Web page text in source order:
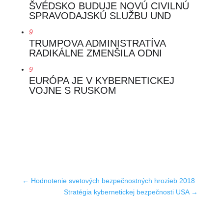
ŠVÉDSKO BUDUJE NOVÚ CIVILNÚ
SPRAVODAJSKÚ SLUŽBU UND
9
TRUMPOVA ADMINISTRATÍVA
RADIKÁLNE ZMENŠILA ODNI
9
EURÓPA JE V KYBERNETICKEJ
VOJNE S RUSKOM
← Hodnotenie svetových bezpečnostných hrozieb 2018
Stratégia kybernetickej bezpečnosti USA→